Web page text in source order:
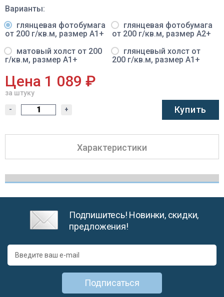
Варианты:
глянцевая фотобумага
от 200 г/кв.м, размер A1+
глянцевая фотобумага
от 200 г/кв.м, размер A2+
матовый холст от 200
г/кв.м, размер A1+
глянцевый холст от
200 г/кв.м, размер A1+
Цена 1 089 ₽
за штуку
- + Купить
Характеристики
Подпишитесь! Новинки, скидки,
предложения!
Подписаться